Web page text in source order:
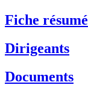
Fiche résumé
Dirigeants
Documents